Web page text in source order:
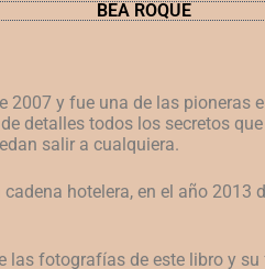
BEA ROQUE
y fue una de las
detalles todos los secretos
salir a cualquiera.
hotelera, en el año
fotografías de este libro y